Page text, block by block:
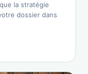
la stratégie
dossier dans